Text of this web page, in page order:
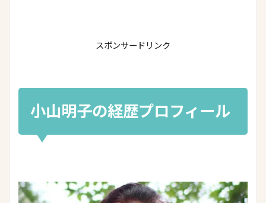
スポンサードリンク
小山明子の経歴プロフィール